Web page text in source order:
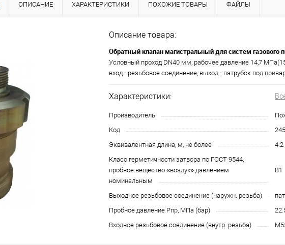
ОПИСАНИЕ ХАРАКТЕРИСТИКИ ПОХОЖИЕ ТОВАРЫ ФАЙЛЫ
Описание товара:
Обратный клапан магистральный для систем газового
Условный проход DN40 мм, рабочее давление 14,7
вход - резьбовое соединение, выход - патрубок под
Характеристики:
Производитель
Код
Эквивалентная длина, м, не более
4.2
Класс герметичности затвора по ГОСТ 9544,
пробное вещество «воздух» давлением
номинальным
В1
Выходное резьбовое соединение (наружн. резьба)
Пробное давление Рпр, МПа (бар)
Входное резьбовое соединение (внутр. резьба)